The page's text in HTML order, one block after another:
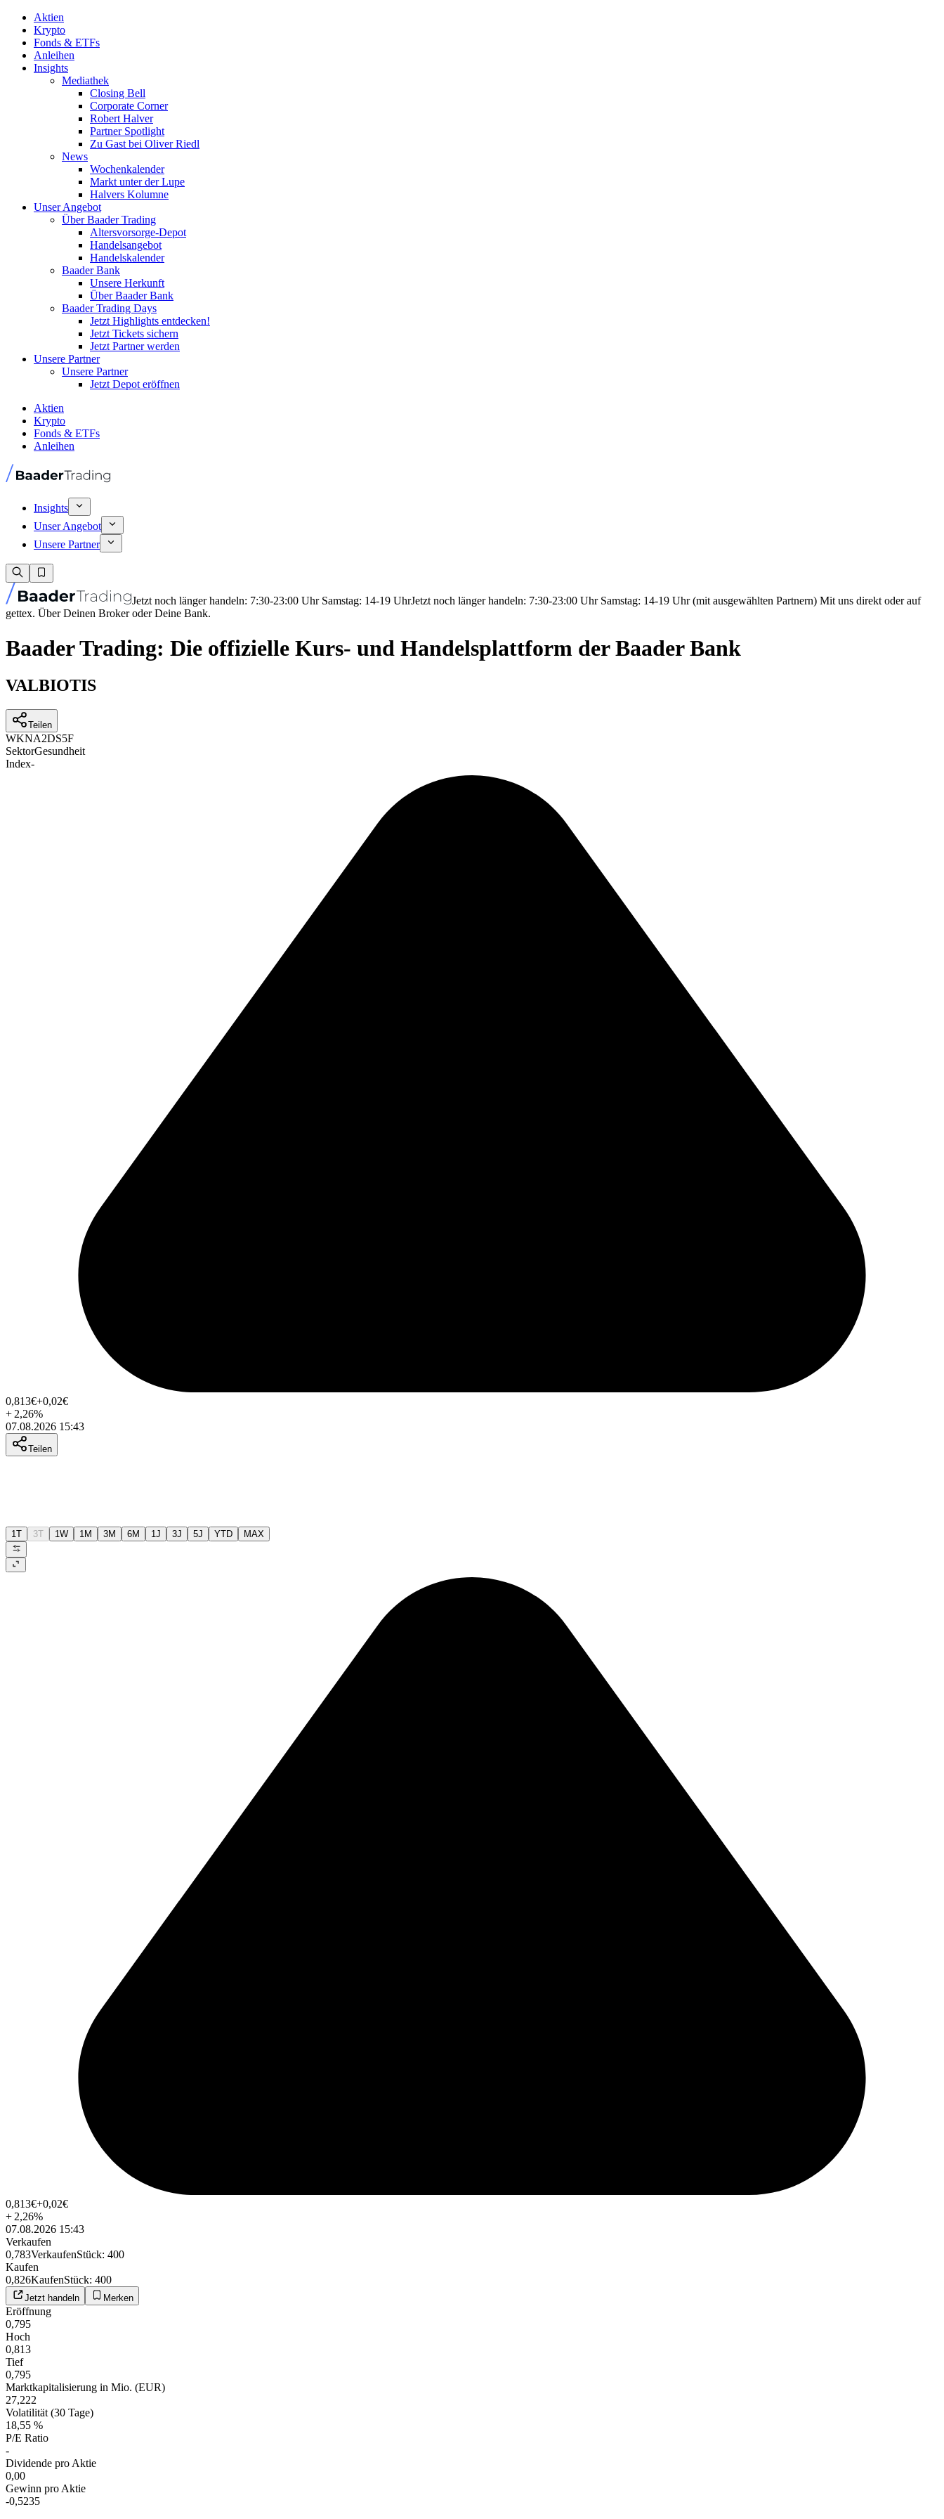
Aktien
Krypto
Fonds & ETFs
Anleihen
Insights
Mediathek
Closing Bell
Corporate Corner
Robert Halver
Partner Spotlight
Zu Gast bei Oliver Riedl
News
Wochenkalender
Markt unter der Lupe
Halvers Kolumne
Unser Angebot
Über Baader Trading
Altersvorsorge-Depot
Handelsangebot
Handelskalender
Baader Bank
Unsere Herkunft
Über Baader Bank
Baader Trading Days
Jetzt Highlights entdecken!
Jetzt Tickets sichern
Jetzt Partner werden
Unsere Partner
Unsere Partner
Jetzt Depot eröffnen
Aktien
Krypto
Fonds & ETFs
Anleihen
Insights
Unser Angebot
Unsere Partner
Jetzt noch länger handeln: 7:30-23:00 Uhr Samstag: 14-19 UhrJetzt noch länger handeln: 7:30-23:00 Uhr Samstag: 14-19 Uhr (mit ausgewählten Partnern) Mit uns direkt oder auf
gettex. Über Deinen Broker oder Deine Bank.
Baader Trading: Die offizielle Kurs- und Handelsplattform der Baader Bank
VALBIOTIS
Teilen
WKNA2DS5F
SektorGesundheit
Index-
0,813€+0,02€
+2,26%
07.08.2026 15:43
Teilen
1T 3T 1W 1M 3M 6M 1J 3J 5J YTD MAX
0,813€+0,02€
+ 2,26%
07.08.2026 15:43
Verkaufen
0,783VerkaufenStück: 400
Kaufen
0,826KaufenStück: 400
Jetzt handeln Merken
Eröffnung
0,795
Hoch
0,813
Tief
0,795
Marktkapitalisierung in Mio. (EUR)
27,222
Volatilität (30 Tage)
18,55 %
P/E Ratio
-
Dividende pro Aktie
0,00
Gewinn pro Aktie
-0,5235